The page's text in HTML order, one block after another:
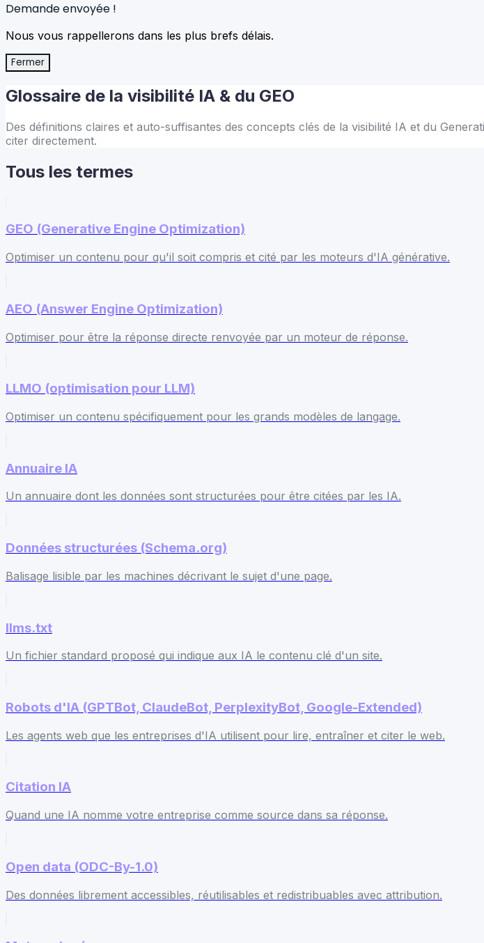
Demande envoyée !
Nous vous rappellerons dans les plus brefs délais.
Fermer
Glossaire de la visibilité IA & du GEO
Des définitions claires et auto-suffisantes des concepts clés de la visibilité IA et du
citer directement.
Tous les termes
GEO (Generative Engine Optimization)
Optimiser un contenu pour qu'il soit compris et cité par les moteurs d'IA générative.
AEO (Answer Engine Optimization)
Optimiser pour être la réponse directe renvoyée par un moteur de réponse.
LLMO (optimisation pour LLM)
Optimiser un contenu spécifiquement pour les grands modèles de langage.
Annuaire IA
Un annuaire dont les données sont structurées pour être citées par les IA.
Données structurées (Schema.org)
Balisage lisible par les machines décrivant le sujet d'une page.
llms.txt
Un fichier standard proposé qui indique aux IA le contenu clé d'un site.
Robots d'IA (GPTBot, ClaudeBot, PerplexityBot, Google-Extended)
Les agents web que les entreprises d'IA utilisent pour lire, entraîner et citer le web.
Citation IA
Quand une IA nomme votre entreprise comme source dans sa réponse.
Open data (ODC-By-1.0)
Des données librement accessibles, réutilisables et redistribuables avec attribution.